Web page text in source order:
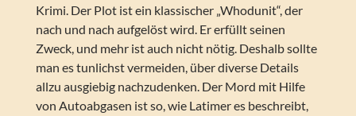
Krimi. Der Plot ist ein klassischer „Whodunit“, der
nach und nach aufgelöst wird. Er erfüllt seinen
Zweck, und mehr ist auch nicht nötig. Deshalb sollte
man es tunlichst vermeiden, über diverse Details
allzu ausgiebig nachzudenken. Der Mord mit Hilfe
von Autoabgasen ist so, wie Latimer es beschreibt,